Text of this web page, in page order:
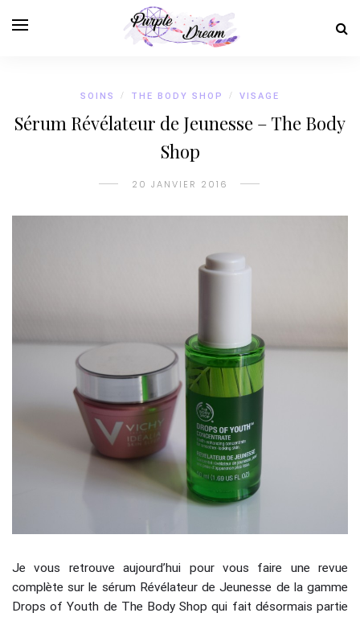
SOINS / THE BODY SHOP / VISAGE
Sérum Révélateur de Jeunesse – The Body
Shop
20 JANVIER 2016
Je vous retrouve aujourd’hui pour vous faire une revue
complète sur le sérum Révélateur de Jeunesse de la gamme
Drops of Youth de The Body Shop qui fait désormais partie